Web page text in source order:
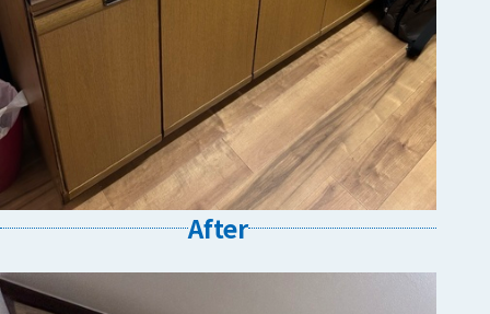
After